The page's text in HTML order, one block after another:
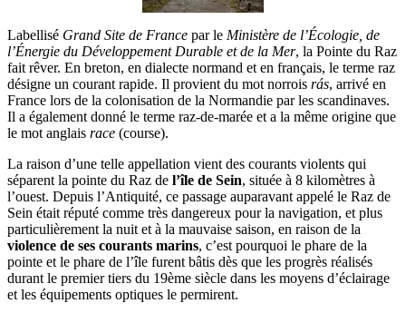
Labellisé Grand Site de France par le Ministère de l’Écologie, de
l’Énergie du Développement Durable et de la Mer, la Pointe du Raz
fait rêver. En breton, en dialecte normand et en français, le terme raz
désigne un courant rapide. Il provient du mot norrois rás, arrivé en
France lors de la colonisation de la Normandie par les scandinaves.
Il a également donné le terme raz-de-marée et a la même origine que
le mot anglais race (course).
La raison d’une telle appellation vient des courants violents qui
séparent la pointe du Raz de l’île de Sein, située à 8 kilomètres à
l’ouest. Depuis l’Antiquité, ce passage auparavant appelé le Raz de
Sein était réputé comme très dangereux pour la navigation, et plus
particulièrement la nuit et à la mauvaise saison, en raison de la
violence de ses courants marins, c’est pourquoi le phare de la
pointe et le phare de l’île furent bâtis dès que les progrès réalisés
durant le premier tiers du 19ème siècle dans les moyens d’éclairage
et les équipements optiques le permirent.